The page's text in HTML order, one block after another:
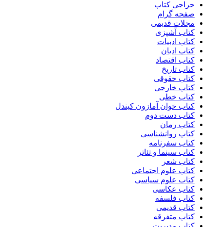
حراجی کتاب
صفحه گرام
مجلات قدیمی
کتاب آشپزی
کتاب ادبیات
کتاب ادیان
کتاب اقتصاد
کتاب تاریخ
کتاب حقوقی
کتاب خارجی
کتاب خطی
کتاب خوان آمازون کیندل
کتاب دست دوم
کتاب رمان
کتاب روانشناسی
کتاب سفرنامه
کتاب سینما و تئاتر
کتاب شعر
کتاب علوم اجتماعی
کتاب علوم سیاسی
کتاب عکاسی
کتاب فلسفه
کتاب قدیمی
کتاب متفرقه